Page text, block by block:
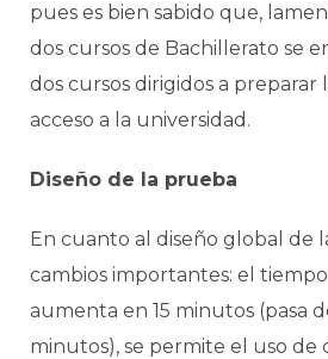
pues es bien sabido que,
dos cursos de Bachillerato se
dos cursos dirigidos a preparar
acceso a la universidad.
Diseño de la prueba
En cuanto al diseño global de
cambios importantes: el
aumenta en 15 minutos (pasa
minutos), se permite el uso